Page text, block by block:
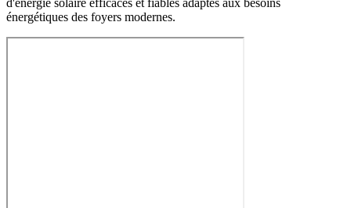
énergétiques des foyers modernes.